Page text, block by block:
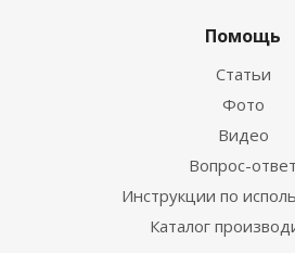
Помощь
Статьи
Фото
Видео
Вопрос-ответ
Инструкции по
Каталог